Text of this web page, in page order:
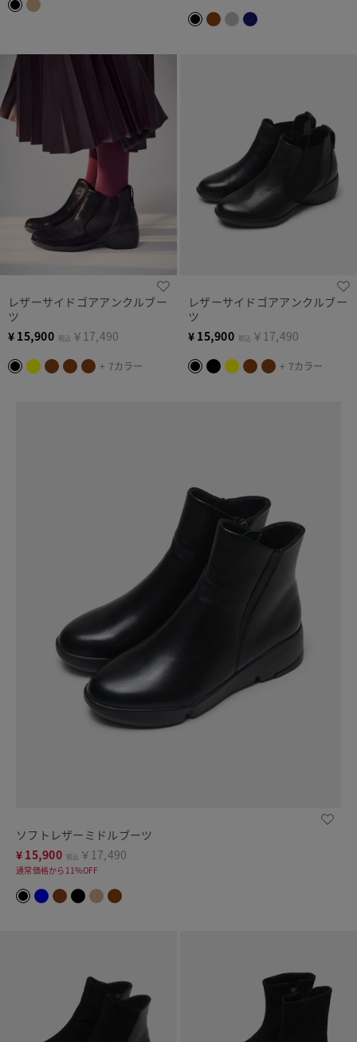
レザーサイドゴアアンクルブー
ツ
¥ 15,900 税込 ￥17,490
+ 7カラー
レザーサイドゴアアンクルブー
ツ
¥ 15,900 税込 ￥17,490
+ 7カラー
ソフトレザーミドルブーツ
¥ 15,900 税込 ￥17,490
通常価格から11%OFF